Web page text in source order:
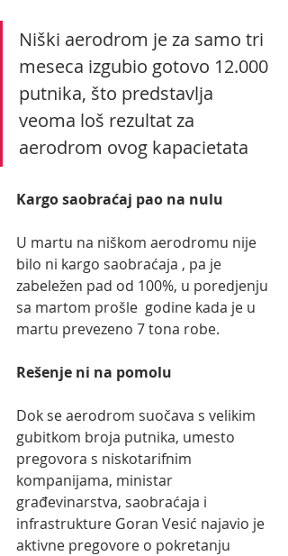
Niški aerodrom je za samo tri
meseca izgubio gotovo 12.000
putnika, što predstavlja
veoma loš rezultat za
aerodrom ovog kapacietata
Kargo saobraćaj pao na nulu
U martu na niškom aerodromu nije
bilo ni kargo saobraćaja , pa je
zabeležen pad od 100%, u poredjenju
sa martom prošle  godine kada je u
martu prevezeno 7 tona robe.
Rešenje ni na pomolu
Dok se aerodrom suočava s velikim
gubitkom broja putnika, umesto
pregovora s niskotarifnim
kompanijama, ministar
građevinarstva, saobraćaja i
infrastrukture Goran Vesić najavio je
aktivne pregovore o pokretanju